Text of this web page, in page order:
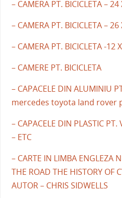
– CAMERA PT. BICICLETA – 24
– CAMERA PT. BICICLETA – 26
– CAMERA PT. BICICLETA -12
– CAMERE PT. BICICLETA
– CAPACELE DIN ALUMINIU
mercedes toyota land rover
– CAPACELE DIN PLASTIC PT.
– ETC
– CARTE IN LIMBA ENGLEZA
THE ROAD THE HISTORY OF
AUTOR – CHRIS SIDWELLS